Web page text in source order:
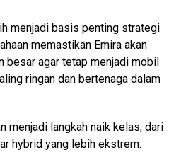
menjadi basis penting strategi
memastikan Emira akan
besar agar tetap menjadi mobil
ringan dan bertenaga dalam
menjadi langkah naik kelas, dari
hybrid yang lebih ekstrem.